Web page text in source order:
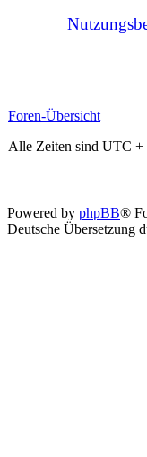
Foren-Übersicht
Alle Zeiten sind UTC +
Powered by phpBB®
Deutsche Übersetzung